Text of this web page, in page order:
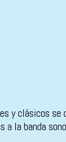
y clásicos se
la banda